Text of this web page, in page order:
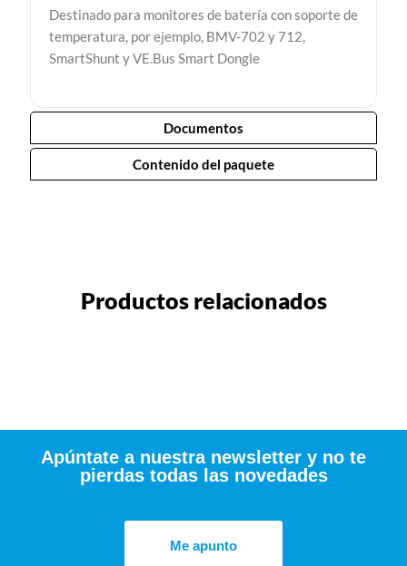
Documentos
Contenido del paquete
Destinado para monitores de batería con soporte de
temperatura, por ejemplo, BMV-702 y 712,
SmartShunt y VE.Bus Smart Dongle
Productos relacionados
Apúntate a nuestra newsletter y no te
pierdas todas las novedades
Me apunto